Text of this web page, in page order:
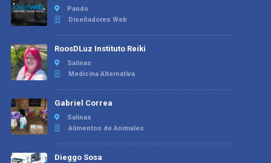
Pando
Diseñadores Web
RoosDLuz Instituto Reiki
Salinas
Medicina Alternativa
Gabriel Correa
Salinas
Alimentos de Animales
Dieggo Sosa